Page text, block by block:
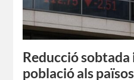
Reducció sobtada
població als